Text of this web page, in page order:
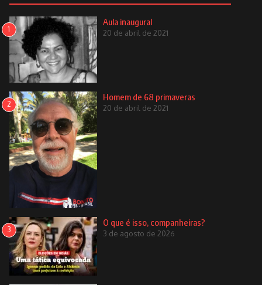
1
Aula inaugural
20 de abril de 2021
2
Homem de 68 primaveras
20 de abril de 2021
3
O que é isso, companheiras?
3 de agosto de 2026